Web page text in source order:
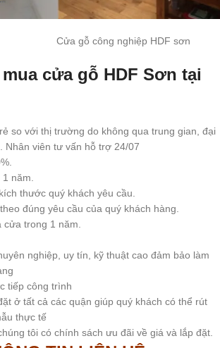
nghiệp HDF sơn
cửa gỗ HDF Sơn tại
so với thị trường do không qua trung gian, đại
Nhân viên tư vấn hỗ trợ 24/07
năm.
thước quý khách yêu cầu.
đúng yêu cầu của quý khách hàng.
trong 1 năm.
nghiệp, uy tín, kỹ thuật cao đảm bảo làm
tiếp công trình
ở tất cả các quận giúp quý khách có thể rút
thực tế
tôi có chính sách ưu đãi về giá và lắp đặt.